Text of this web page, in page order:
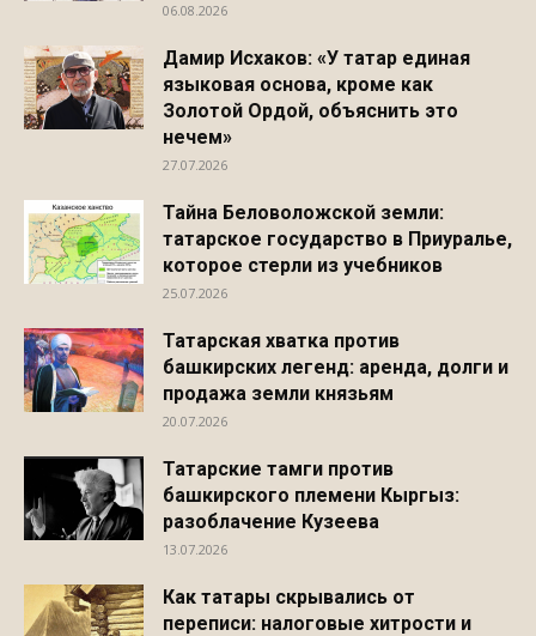
06.08.2026
Дамир Исхаков: «У татар единая
языковая основа, кроме как
Золотой Ордой, объяснить это
нечем»
27.07.2026
Тайна Беловоложской земли:
татарское государство в Приуралье,
которое стерли из учебников
25.07.2026
Татарская хватка против
башкирских легенд: аренда, долги и
продажа земли князьям
20.07.2026
Татарские тамги против
башкирского племени Кыргыз:
разоблачение Кузеева
13.07.2026
Как татары скрывались от
переписи: налоговые хитрости и